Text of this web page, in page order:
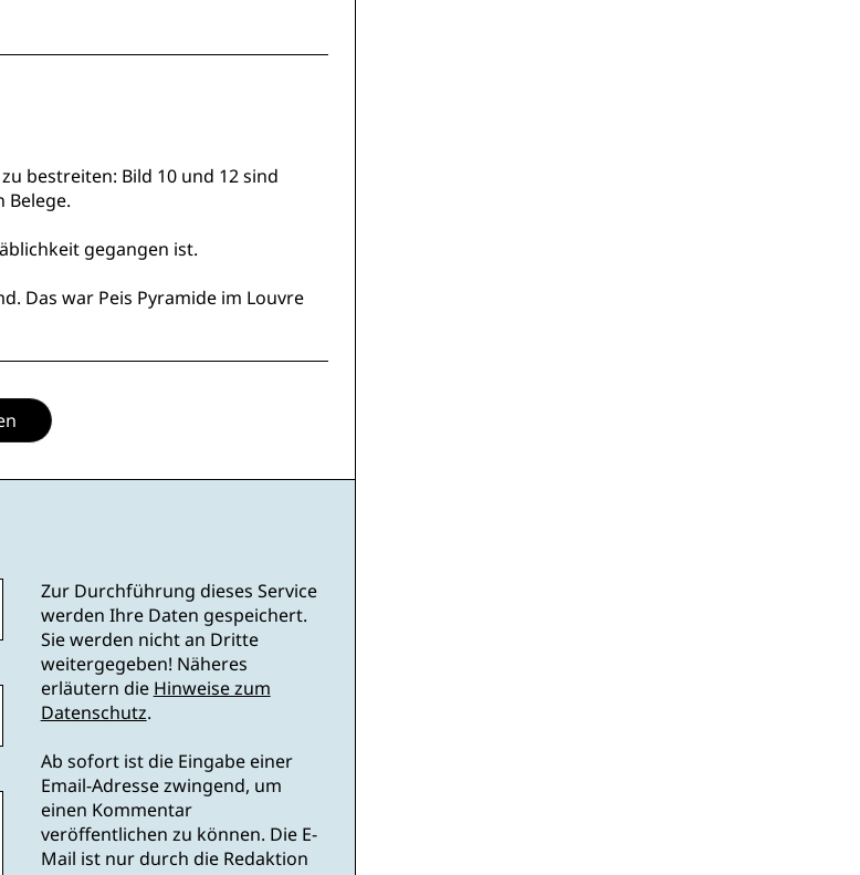
bestreiten: Bild 10 und 12 sind
Belege.
gegangen ist.
Das war Peis Pyramide im Louvre
Zur Durchführung dieses Service
werden Ihre Daten gespeichert.
Sie werden nicht an Dritte
weitergegeben! Näheres
erläutern die Hinweise zum
Datenschutz.
Ab sofort ist die Eingabe einer
Email-Adresse zwingend, um
einen Kommentar
veröffentlichen zu können. Die E-
Mail ist nur durch die Redaktion